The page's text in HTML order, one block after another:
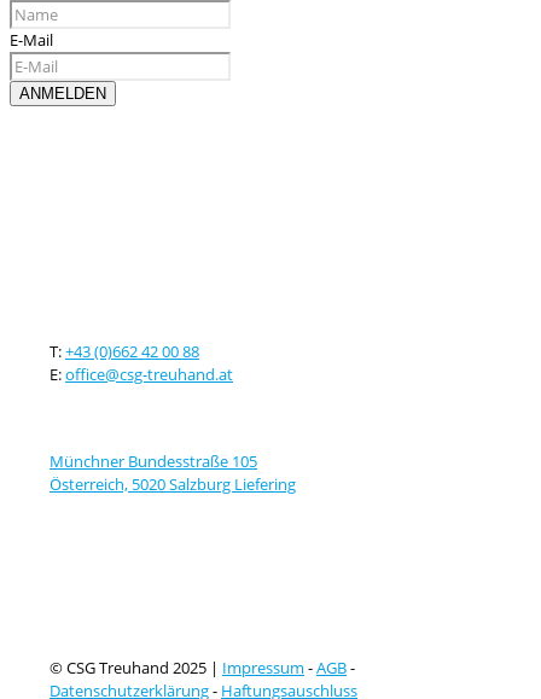
E-Mail
T:+43 (0)662 42 00 88
E:office@csg-treuhand.at
Münchner Bundesstraße 105
Österreich, 5020 Salzburg Liefering
© CSG Treuhand 2025 | Impressum -AGB-
Datenschutzerklärung- Haftungsauschluss